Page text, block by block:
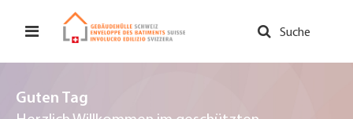
zum
Suche
Guten Tag